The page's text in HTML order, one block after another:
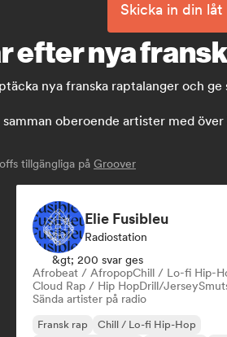
Skicka in din låt
efter nya
nya franska raptalanger och
oberoende artister med
tillgängliga på Groover
Elie Fusibleu
Radiostation
&gt; 200 svar ges
Afrobeat / AfropopChill / Lo-fi Hip-
Cloud Rap / Hip HopDrill/Jersey
Sända artister på radio
Fransk rap
Chill / Lo-fi Hip-Hop